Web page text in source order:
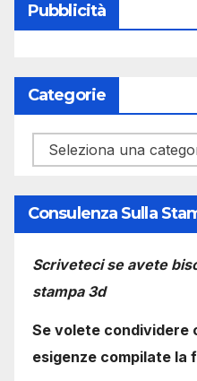
Pubblicità
Categorie
Categorie
Consulenza Sulla
Scriveteci se avete
stampa 3d
Se volete condividere
esigenze compilate la